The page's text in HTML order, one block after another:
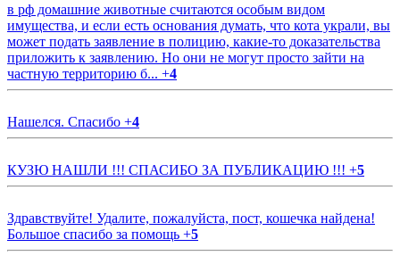
в рф домашние животные считаются особым видом
имущества, и если есть основания думать, что кота украли, вы
может подать заявление в полицию, какие-то доказательства
приложить к заявлению. Но они не могут просто зайти на
частную территорию б... +4
Нашелся. Спасибо +4
КУЗЮ НАШЛИ !!! СПАСИБО ЗА ПУБЛИКАЦИЮ !!! +5
Здравствуйте! Удалите, пожалуйста, пост, кошечка найдена!
Большое спасибо за помощь +5